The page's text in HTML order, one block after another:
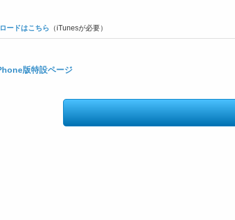
ードはこちら （iTunesが必要）
版特設ページ